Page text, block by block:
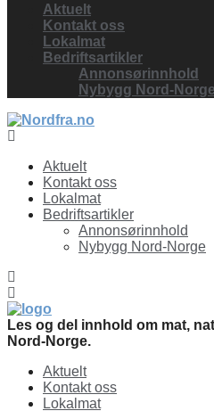
Aktuelt
Kontakt oss
Lokalmat
Bedriftsartikler
Annonsørinnhold
Nybygg Nord-Norge
Aktuelt
Kontakt oss
Lokalmat
Bedriftsartikler
Annonsørinnhold
Nybygg Nord-Norge
Les og del innhold om mat,
Nord-Norge.
Aktuelt
Kontakt oss
Lokalmat